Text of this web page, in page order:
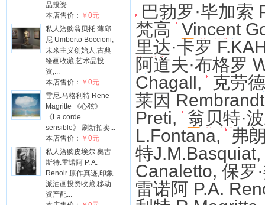
品投资
本店售价： ￥0元
私人洽购翁贝托.薄邱
尼 Umberto Boccioni,
未来主义创始人,古典
绘画收藏,艺术品投
资,...
本店售价： ￥0元
雷尼.马格利特 Rene
Magritte 《心弦》
《La corde
sensible》 刷新拍卖...
本店售价： ￥0元
私人洽购皮埃尔.奥古
斯特.雷诺阿 P. A.
Renoir 原作真迹,印象
派油画投资收藏,移动
资产配...
巴勃罗·毕加索
梵高 Vincent
里达·卡罗
阿道夫·布格罗
Chagall,
克劳
莱因 Rembrandt
Preti,
翁贝特·
L.Fontana,
弗
特J.M.Basquiat,
Canaletto, 保罗
雷诺阿 P.A.